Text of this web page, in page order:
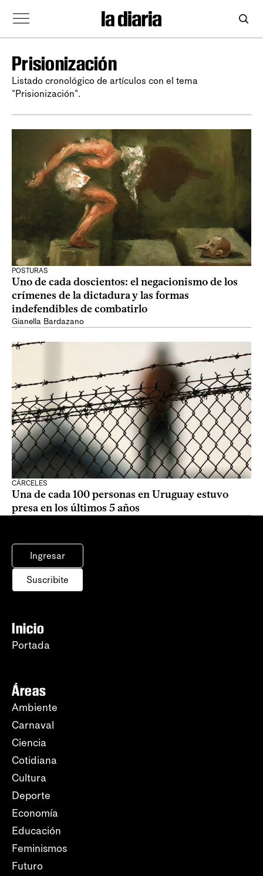
Prisionización
Listado cronológico de artículos con el tema
"Prisionización".
POSTURAS
Uno de cada doscientos: el negacionismo de los
crímenes de la dictadura y las formas
indefendibles de combatirlo
Gianella Bardazano
CÁRCELES
Una de cada 100 personas​ en Uruguay estuvo
presa en los últimos 5 años
Ingresar
Suscribite
Inicio
Portada
Áreas
Ambiente
Carnaval
Ciencia
Cotidiana
Cultura
Deporte
Economía
Educación
Feminismos
Futuro